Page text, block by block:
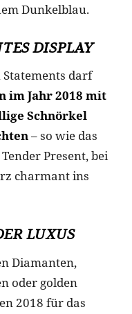
Dunkelblau.
DISPLAY
darf
im Jahr 2018 mit
Schnörkel
– so wie das
Present, bei
charmant ins
LUXUS
Diamanten,
oder golden
2018 für das